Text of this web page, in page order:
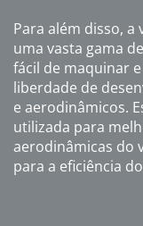
Para além disso,
uma vasta gama
fácil de maquinar
liberdade de
e aerodinâmicos.
utilizada para
aerodinâmicas do
para a eficiência